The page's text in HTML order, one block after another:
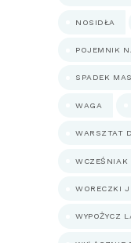
NOSIDŁA
POJEMNIK
SPADEK
WAGA
WARSZTAT
WCZEŚNIAK
WORECZKI
WYPOŻYCZ